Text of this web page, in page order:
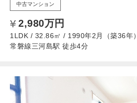
中古マンション
2,980万円
1LDK / 32.86㎡ / 1990年2月（築36年）
常磐線三河島駅 徒歩4分